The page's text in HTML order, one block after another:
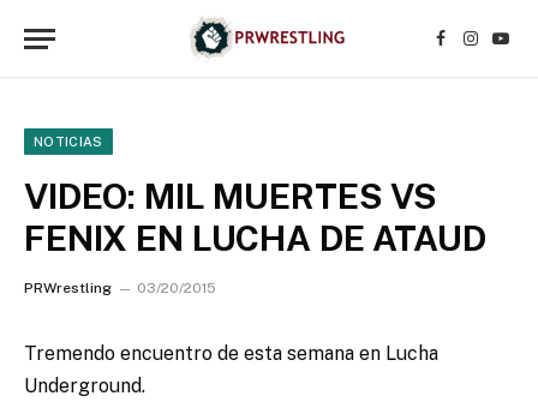
Facebook
NOTICIAS
VIDEO: MIL MUERTES VS
FENIX EN LUCHA DE ATAUD
PRWrestling 03/20/2015
Tremendo encuentro de esta semana en Lucha
Underground.